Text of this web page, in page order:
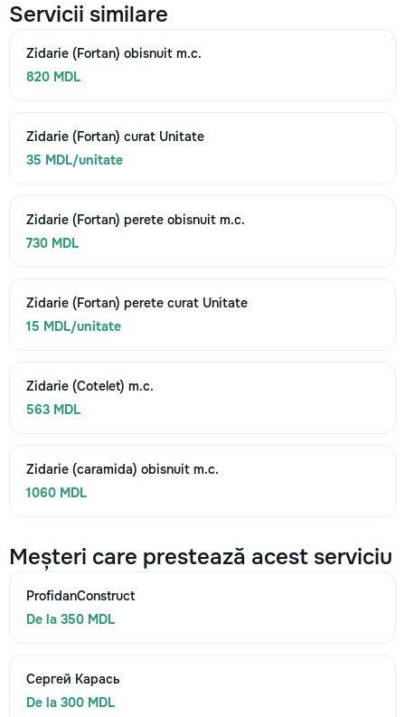
Servicii similare
Zidarie (Fortan) obisnuit m.c.
820 MDL
Zidarie (Fortan) curat Unitate
35 MDL/unitate
Zidarie (Fortan) perete obisnuit m.c.
730 MDL
Zidarie (Fortan) perete curat Unitate
15 MDL/unitate
Zidarie (Cotelet) m.c.
563 MDL
Zidarie (caramida) obisnuit m.c.
1060 MDL
Meșteri care prestează acest serviciu
ProfidanConstruct
De la 350 MDL
Сергей Карась
De la 300 MDL